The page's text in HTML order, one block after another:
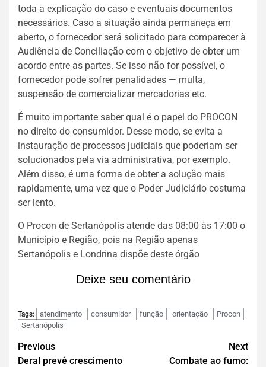
toda a explicação do caso e eventuais documentos
necessários. Caso a situação ainda permaneça em
aberto, o fornecedor será solicitado para comparecer à
Audiência de Conciliação com o objetivo de obter um
acordo entre as partes. Se isso não for possível, o
fornecedor pode sofrer penalidades — multa,
suspensão de comercializar mercadorias etc.
É muito importante saber qual é o papel do PROCON
no direito do consumidor. Desse modo, se evita a
instauração de processos judiciais que poderiam ser
solucionados pela via administrativa, por exemplo.
Além disso, é uma forma de obter a solução mais
rapidamente, uma vez que o Poder Judiciário costuma
ser lento.
O Procon de Sertanópolis atende das 08:00 às 17:00 o
Município e Região, pois na Região apenas
Sertanópolis e Londrina dispõe deste órgão
Deixe seu comentário
Tags: atendimento consumidor função orientação
Procon
Sertanópolis
Previous
Deral prevê crescimento
Next
Combate ao fumo: